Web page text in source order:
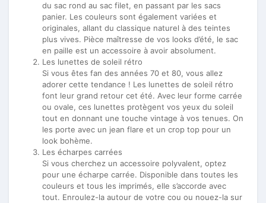
du sac rond au sac filet, en passant par les sacs
panier. Les couleurs sont également variées et
originales, allant du classique naturel à des teintes
plus vives. Pièce maîtresse de vos looks d’été, le sac
en paille est un accessoire à avoir absolument.
Les lunettes de soleil rétro
Si vous êtes fan des années 70 et 80, vous allez
adorer cette tendance ! Les lunettes de soleil rétro
font leur grand retour cet été. Avec leur forme carrée
ou ovale, ces lunettes protègent vos yeux du soleil
tout en donnant une touche vintage à vos tenues. On
les porte avec un jean flare et un crop top pour un
look bohème.
Les écharpes carrées
Si vous cherchez un accessoire polyvalent, optez
pour une écharpe carrée. Disponible dans toutes les
couleurs et tous les imprimés, elle s’accorde avec
tout. Enroulez-la autour de votre cou ou nouez-la sur